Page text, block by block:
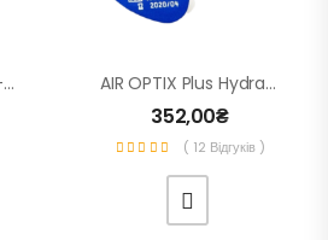
Dailies Total 1 ( 1уп. – 30 Шт.) – Одноденні Контактні Лінзи Для Зору AIR OPTIX Plus HydraGlyde (1 Шт.) – Контактні Лінзи Для Зору Щомісячної Заміни
352,00₴
( 12 Відгуків )